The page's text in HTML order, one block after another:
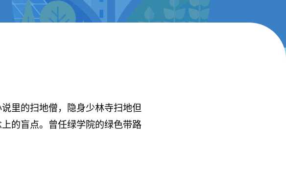
里的扫地僧，隐身少林寺扫地但
的盲点。曾任绿学院的绿色带路